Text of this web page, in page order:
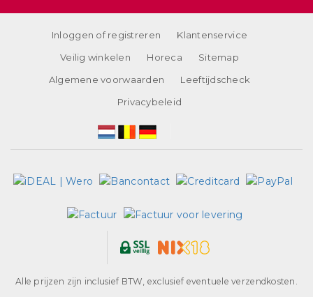
Inloggen of registreren
Klantenservice
Veilig winkelen
Horeca
Sitemap
Algemene voorwaarden
Leeftijdscheck
Privacybeleid
Alle prijzen zijn inclusief BTW, exclusief eventuele verzendkosten.